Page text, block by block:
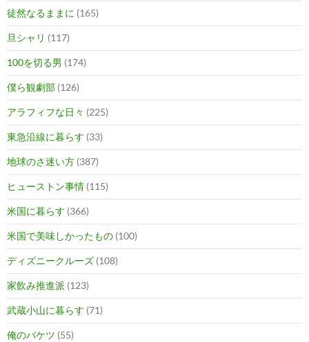
徒然なるままに (165)
旦シャリ (117)
100を切る男 (174)
僕ら観劇部 (126)
アラフィフな日々 (225)
東急沿線に暮らす (33)
地球のさ迷い方 (387)
ヒューストン事情 (115)
米国に暮らす (366)
米国で美味しかったもの (100)
ディズニークルーズ (108)
家飲み推進派 (123)
武蔵小山に暮らす (71)
俺のバケツ (55)